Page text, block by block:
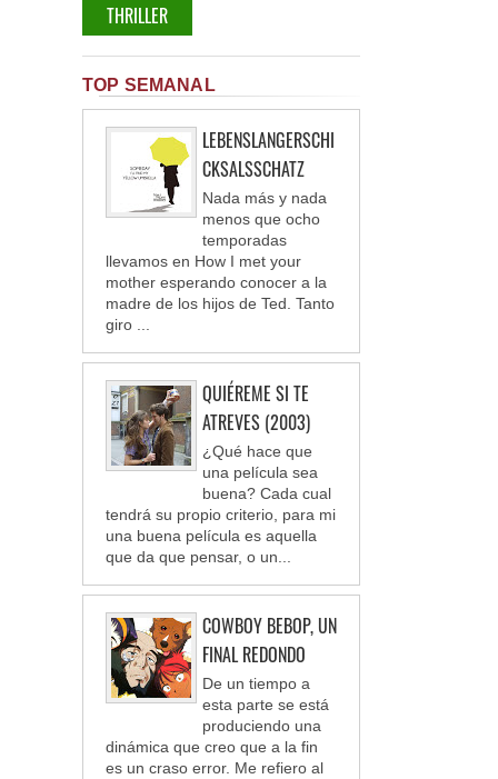
THRILLER
TOP SEMANAL
LEBENSLANGERSCHI
CKSALSSCHATZ
Nada más y nada
menos que ocho
temporadas
llevamos en How I met your
mother esperando conocer a la
madre de los hijos de Ted. Tanto
giro ...
QUIÉREME SI TE
ATREVES (2003)
¿Qué hace que
una película sea
buena? Cada cual
tendrá su propio criterio, para mi
una buena película es aquella
que da que pensar, o un...
COWBOY BEBOP, UN
FINAL REDONDO
De un tiempo a
esta parte se está
produciendo una
dinámica que creo que a la fin
es un craso error. Me refiero al